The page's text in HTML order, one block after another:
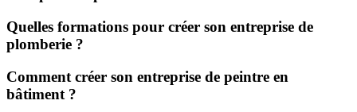
Quelles formations pour créer son entreprise de
plomberie ?
Comment créer son entreprise de peintre en
bâtiment ?